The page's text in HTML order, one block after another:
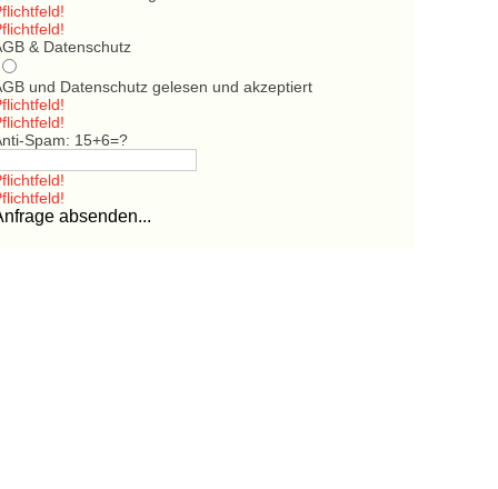
& Datenschutz
und Datenschutz gelesen und akzeptiert
Spam: 15+6=?
absenden...